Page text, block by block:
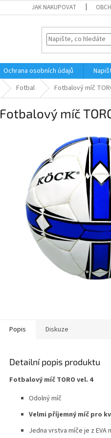
JAK NAKUPOVAT
Ochrana osobních údajů
Fotbal Fotbalový míč
Fotbalový míč
Popis Diskuze
Detailní popis produktu
Fotbalový míč TORO vel. 4
Odolný míč
Velmi příjemný míč pro
Jedna vrstva míče je z